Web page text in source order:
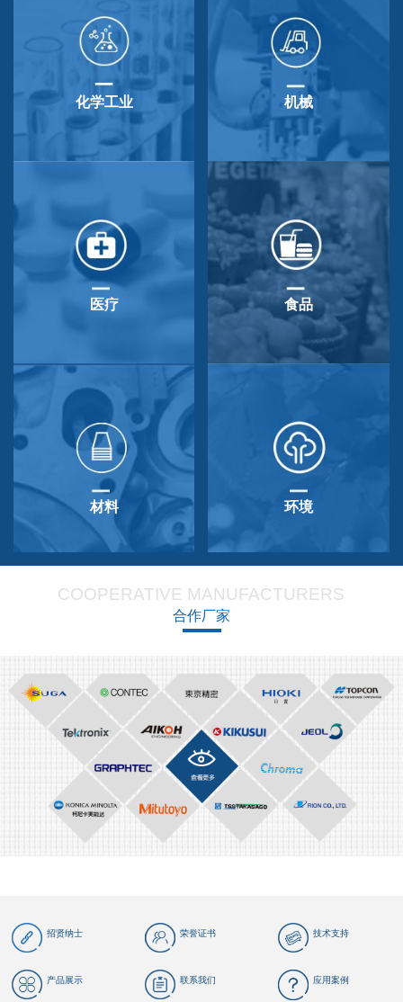
化学工业 机械
医疗 食品
材料 环境
COOPERATIVE MANUFACTURERS
合作厂家
招贤纳士 荣誉证书 技术支持
产品展示 联系我们 应用案例